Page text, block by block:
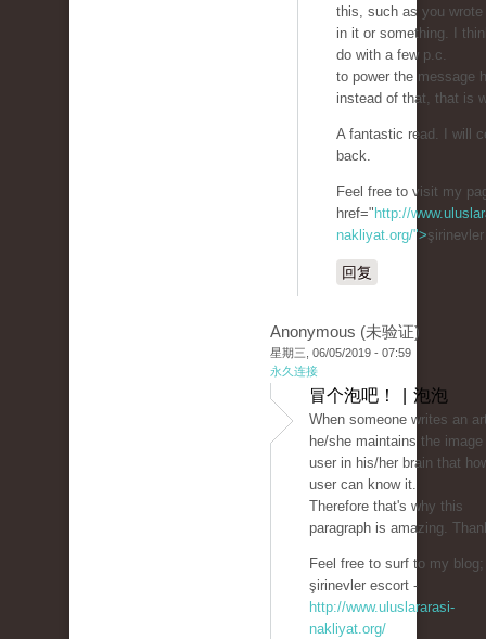
this, such as you wrote
in it or something. I
do with a few p.c.
to power the message
instead of that, that is
A fantastic read. I will
back.
Feel free to visit my
href=" http://
nakliyat.org/">
回复
Anonymous (未验证)
星期三, 06/05/2019 - 07:59
永久连接
冒个泡吧！ | 泡泡
When someone writes an
he/she maintains the
user in his/her brain that
user can know it.
Therefore that's why this
paragraph is amazing.
Feel free to surf to my blog;
şirinevler escort -
http://www.uluslararasi-
nakliyat.org/